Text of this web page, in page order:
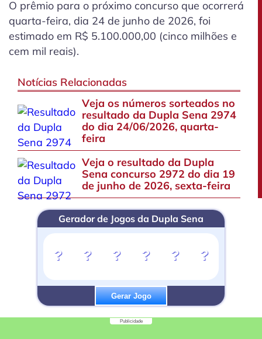
O prêmio para o próximo concurso que ocorrerá
quarta-feira, dia 24 de junho de 2026, foi
estimado em R$ 5.100.000,00 (cinco milhões e
cem mil reais).
Notícias Relacionadas
Veja os números sorteados no
resultado da Dupla Sena 2974
do dia 24/06/2026, quarta-
feira
Veja o resultado da Dupla
Sena concurso 2972 do dia 19
de junho de 2026, sexta-feira
Gerador de Jogos da Dupla Sena
? ? ? ? ? ?
Gerar Jogo
Publicidade